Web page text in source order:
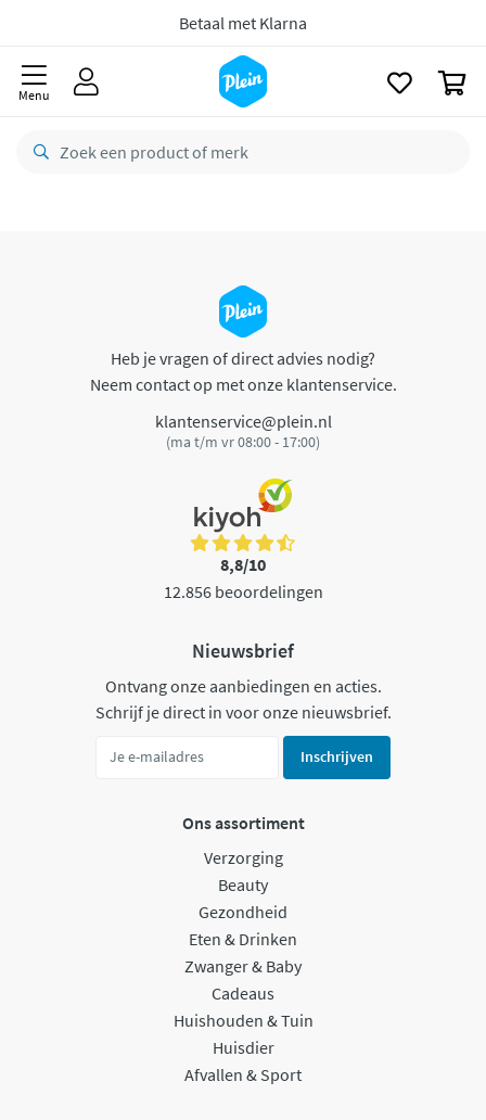
Betaal met Klarna
Menu
Heb je vragen of direct advies nodig?
Neem contact op met onze klantenservice.
klantenservice@plein.nl
(ma t/m vr 08:00 - 17:00)
8,8/10
12.856 beoordelingen
Nieuwsbrief
Ontvang onze aanbiedingen en acties.
Schrijf je direct in voor onze nieuwsbrief.
Inschrijven
Ons assortiment
Verzorging
Beauty
Gezondheid
Eten & Drinken
Zwanger & Baby
Cadeaus
Huishouden & Tuin
Huisdier
Afvallen & Sport